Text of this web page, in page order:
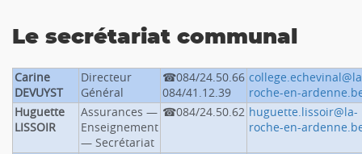
Le secrétariat communal
Carine
DEVUYST
Directeur
Général
084/24.50.66
084/41.12.39
roche-en-
Huguette
LISSOIR
Assurances —
Enseignement
— Secrétariat
084/24.50.62 huguette.lissoir@la-
roche-en-